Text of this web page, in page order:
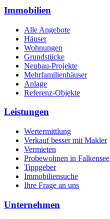
Immobilien
Alle Angebote
Häuser
Wohnungen
Grundstücke
Neubau-Projekte
Mehrfamilienhäuser
Anlage
Referenz-Objekte
Leistungen
Wertermittlung
Verkauf besser mit Makler
Vermieten
Probewohnen in Falkensee
Tippgeber
Immobiliensuche
Ihre Frage an uns
Unternehmen